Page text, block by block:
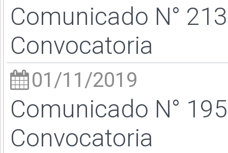
Comunicado N°
Convocatoria
01/11/2019
Comunicado N°
Convocatoria